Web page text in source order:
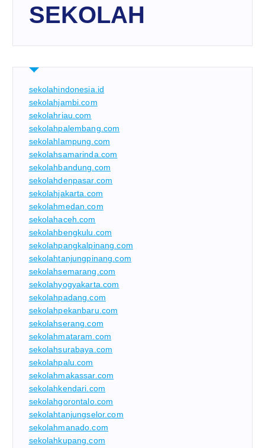
SEKOLAH
sekolahindonesia.id
sekolahjambi.com
sekolahriau.com
sekolahpalembang.com
sekolahlampung.com
sekolahsamarinda.com
sekolahbandung.com
sekolahdenpasar.com
sekolahjakarta.com
sekolahmedan.com
sekolahaceh.com
sekolahbengkulu.com
sekolahpangkalpinang.com
sekolahtanjungpinang.com
sekolahsemarang.com
sekolahyogyakarta.com
sekolahpadang.com
sekolahpekanbaru.com
sekolahserang.com
sekolahmataram.com
sekolahsurabaya.com
sekolahpalu.com
sekolahmakassar.com
sekolahkendari.com
sekolahgorontalo.com
sekolahtanjungselor.com
sekolahmanado.com
sekolahkupang.com